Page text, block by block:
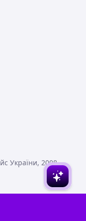
України, 2008-